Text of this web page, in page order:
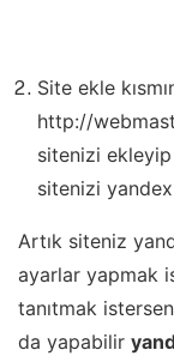
Site ekle
http://
sitenizi
sitenizi yandex
Artık siteniz
ayarlar yapmak
tanıtmak
da yapabilir